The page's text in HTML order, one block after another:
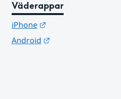
Väderappar
iPhone
Länk till annan
Android
Länk till annan